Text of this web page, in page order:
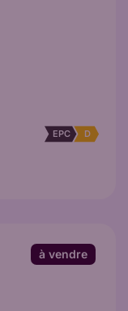
EPC D
à vendre